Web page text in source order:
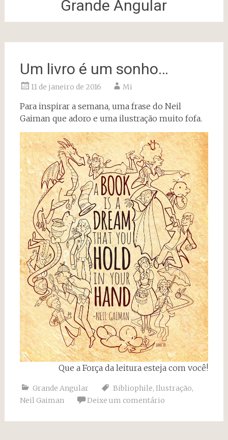
Grande Angular
Um livro é um sonho…
11 de janeiro de 2016 Mi
Para inspirar a semana, uma frase do Neil
Gaiman que adoro e uma ilustração muito fofa.
Que a Força da leitura esteja com você!
Grande Angular Bibliophile, Ilustração,
Neil Gaiman
Deixe um comentário